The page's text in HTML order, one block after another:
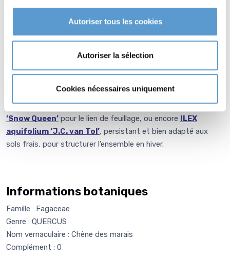
Autoriser tous les cookies
Autoriser la sélection
Cookies nécessaires uniquement
Associations
En situation de parc ou de grand jardin, QUERCUS palustris
peut être accompagné deLIQUIDAMBAR styraciflua
pour sa coloration tardive,CORNUS kousa
Girl’ en sous-étage lumineux,HYDRANGEA quercifolia
‘Snow Queen’ pour le lien de feuillage, ou encore
ILEX
aquifolium ‘J.C. van Tol’, persistant et bien adapté aux
sols frais, pour structurer l’ensemble en hiver.
Informations botaniques
Famille : Fagaceae
Genre : QUERCUS
Nom vernaculaire : Chêne des marais
Complément : 0